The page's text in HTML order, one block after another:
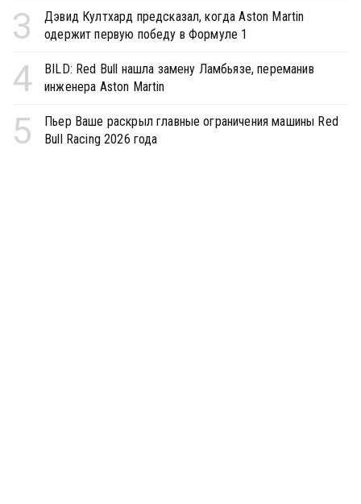
3
Дэвид Култхард предсказал, когда Aston Martin
одержит первую победу в Формуле 1
4
BILD: Red Bull нашла замену Ламбьязе, переманив
инженера Aston Martin
5
Пьер Ваше раскрыл главные ограничения машины Red
Bull Racing 2026 года